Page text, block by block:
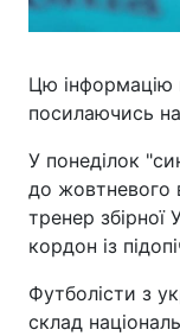
Цю інформацію
посилаючись
У понеділок
до жовтневого
тренер збірної
кордон із
Футболісти з
склад